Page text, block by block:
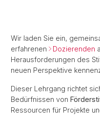
Wir laden Sie ein,
erfahrenen
Dozierenden
Herausforderungen des
neuen Perspektive
Dieser Lehrgang richtet
Bedürfnissen von
Ressourcen für Projekte